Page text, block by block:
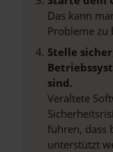
Das kann
Probleme zu
Stelle
sind.
Veraltete
führen, dass
unterstützt